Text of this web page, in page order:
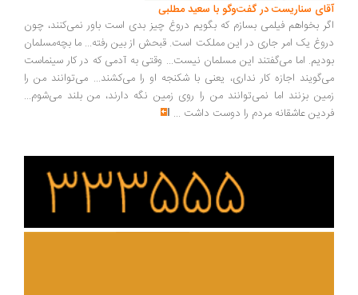
سناریست در گفت‌وگو با سعید مطلبی
بخواهم فیلمی بسازم که بگویم دروغ چیز بدی است باور نمی‌کنند، چون
یک امر جاری در این مملکت است. قبحش از بین رفته... ما بچه‌مسلمان
اما می‌گفتند این مسلمان نیست... وقتی به آدمی که در کار سینماست
اجازه کار نداری، یعنی با شکنجه او را می‌کشند... می‌توانند من را
بزنند اما نمی‌توانند من را روی زمین نگه دارند، من بلند می‌شوم...
عاشقانه مردم را دوست داشت ...